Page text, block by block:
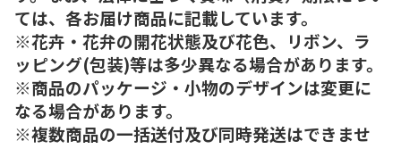
ては、各お届け商品に記載しています。
※花卉・花弁の開花状態及び花色、リボン、ラ
ッピング(包装)等は多少異なる場合があります。
※商品のパッケージ・小物のデザインは変更に
なる場合があります。
※複数商品の一括送付及び同時発送はできませ